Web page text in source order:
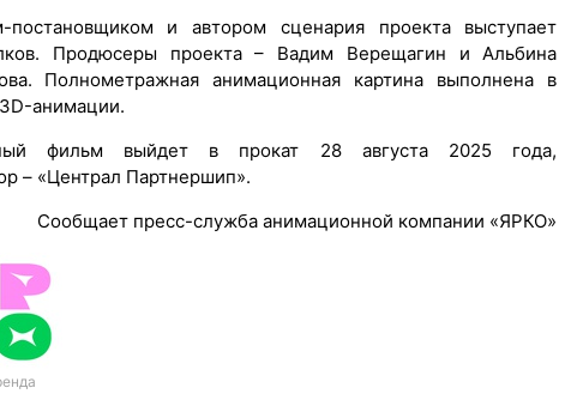
постановщиком и автором сценария проекта выступает
Продюсеры проекта – Вадим Верещагин и Альбина
Полнометражная анимационная картина выполнена в
анимации.
фильм выйдет в прокат 28 августа 2025 года,
– «Централ Партнершип».
Сообщает пресс-служба анимационной компании «ЯРКО»